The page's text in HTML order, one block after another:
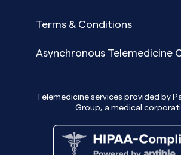
Terms & Conditions
Asynchronous Telemedicine
Telemedicine services provided by
Group, a medical